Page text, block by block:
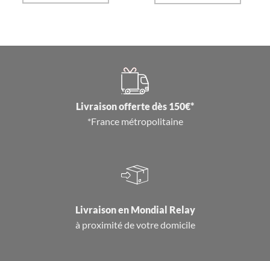
Livraison offerte dès 150€*
*France métropolitaine
Livraison en Mondial Relay
à proximité de votre domicile